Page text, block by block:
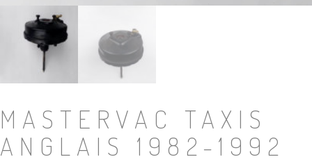
MASTERVAC TAXIS
ANGLAIS 1982-1992